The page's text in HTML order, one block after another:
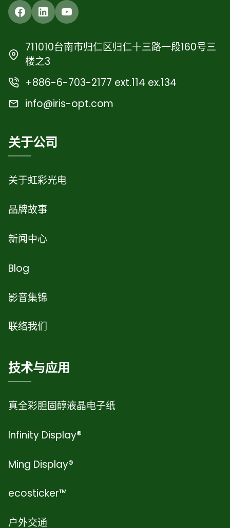
Facebook
LinkedInYouTube
711010台南市归仁区归仁十三路一段160号三
楼之3
+886-6-703-2177 ext.114 ex.134
info@iris-opt.com
关于公司
关于虹彩光电
品牌故事
新闻中心
Blog
影音集锦
联络我们
技术与应用
真全彩胆固醇液晶电子纸
Infinity Display®
Ming Display®
ecosticker™
户外交通